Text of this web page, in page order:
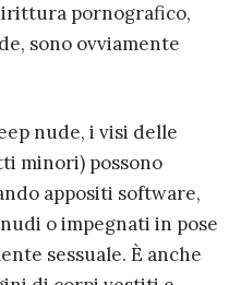
pornografico,
sono ovviamente
nude, i visi delle
minori) possono
appositi software,
o impegnati in pose
sessuale. È anche